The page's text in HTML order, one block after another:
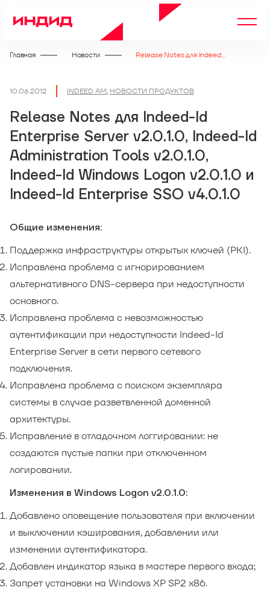
Главная Новости Release Notes для Indeed-Id Enterprise Server v2.0.1.0, Indeed-Id Administration Tools v2.0.1.0, Indeed-Id Windows Logon v2.0.1.0 и Indeed-Id Enterprise SSO v4.0.1.0
10.06.2012 INDEED AM, НОВОСТИ ПРОДУКТОВ
Release Notes для Indeed-Id
Enterprise Server v2.0.1.0, Indeed-Id
Administration Tools v2.0.1.0,
Indeed-Id Windows Logon v2.0.1.0 и
Indeed-Id Enterprise SSO v4.0.1.0
Общие изменения:
Поддержка инфраструктуры открытых ключей (PKI).
Исправлена проблема с игнорированием
альтернативного DNS-сервера при недоступности
основного.
Исправлена проблема с невозможностью
аутентификации при недоступности Indeed-Id
Enterprise Server в сети первого сетевого
подключения.
Исправлена проблема с поиском экземпляра
системы в случае разветвленной доменной
архитектуры.
Исправление в отладочном логгировании: не
создаются пустые папки при отключенном
логировании.
Изменения в Windows Logon v2.0.1.0:
Добавлено оповещение пользователя при включении
и выключении кэширования, добавлении или
изменении аутентификатора.
Добавлен индикатор языка в мастере первого входа;
Запрет установки на Windows XP SP2 x86.